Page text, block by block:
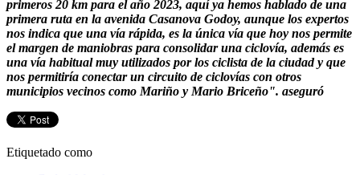
primeros 20 km para el año 2023, aquí ya hemos hablado de una
primera ruta en la avenida Casanova Godoy, aunque los expertos
nos indica que una vía rápida, es la única vía que hoy nos permite
el margen de maniobras para consolidar una ciclovía, además es
una vía habitual muy utilizados por los ciclista de la ciudad y que
nos permitiría conectar un circuito de ciclovías con otros
municipios vecinos como Mariño y Mario Briceño". aseguró
Etiquetado como